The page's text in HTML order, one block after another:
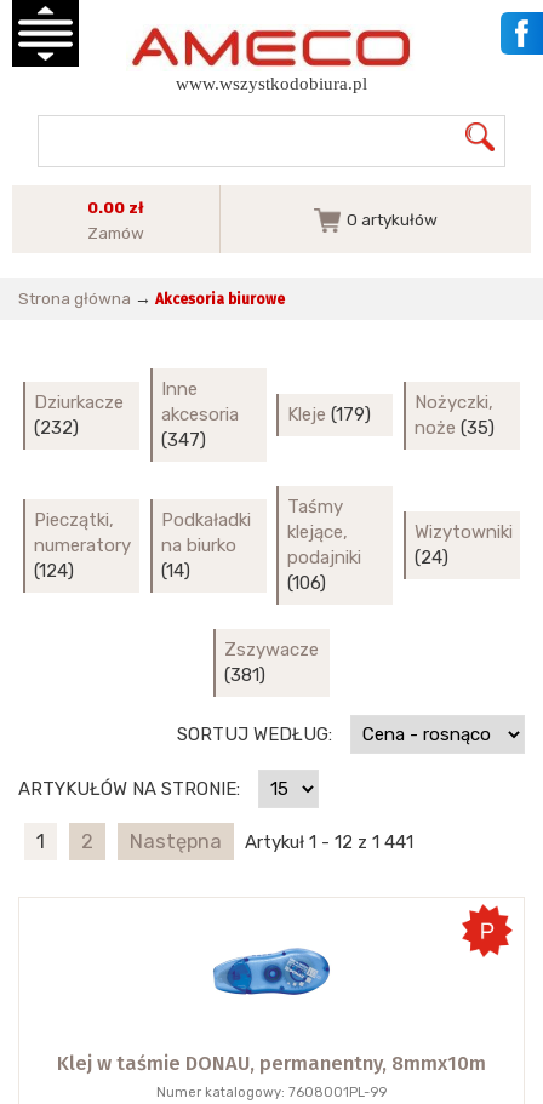
www.wszystkodobiura.pl
0.00 zł
Zamów
0 artykułów
Strona główna → Akcesoria biurowe
Dziurkacze
(232)
Inne
akcesoria
(347)
Kleje (179)
Nożyczki,
noże (35)
Pieczątki,
numeratory
(124)
Podkaładki
na biurko
(14)
Taśmy
klejące,
podajniki
(106)
Wizytowniki
(24)
Zszywacze
(381)
SORTUJ WEDŁUG:
ARTYKUŁÓW NA STRONIE:
1 2 Następna Artykuł 1 - 12 z 1 441
Klej w taśmie DONAU, permanentny, 8mmx10m
Numer katalogowy: 7608001PL-99